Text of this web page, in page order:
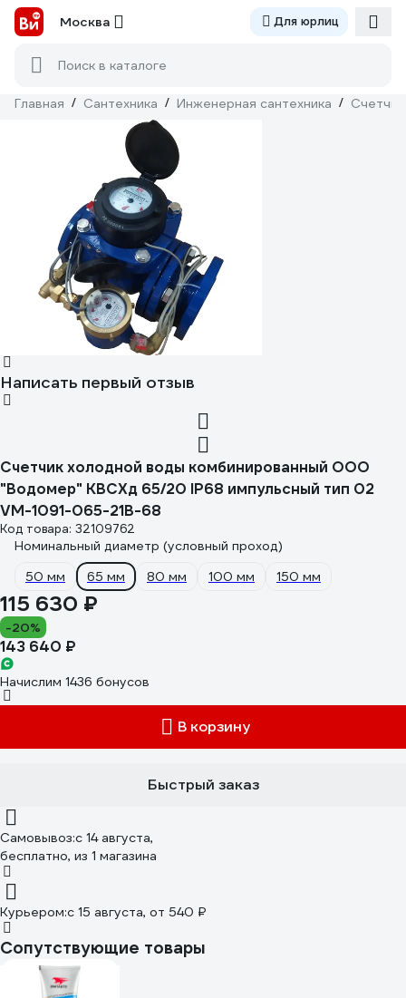
Москва Для юрлиц
Поиск в каталоге
Главная / Сантехника / Инженерная сантехника /
Написать первый отзыв
Счетчик холодной воды комбинированный ООО
"Водомер" КВСХд 65/20 IP68 импульсный тип 02
VM-1091-065-21B-68
Код товара: 32109762
Номинальный диаметр (условный проход)
50 мм
65 мм 80 мм 100 мм 150 мм
115 630 ₽
-20%
143 640 ₽
Начислим 1436 бонусов
В корзину
Быстрый заказ
Самовывоз:c 14 августа,
бесплатно, из 1 магазина
Курьером:c 15 августа, от 540 ₽
Сопутствующие товары